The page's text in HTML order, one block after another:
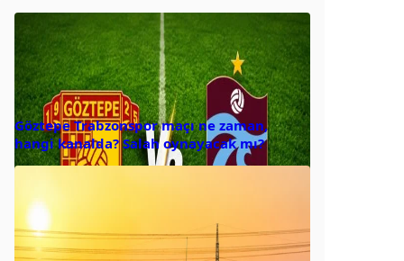
Göztepe Trabzonspor maçı ne zaman,
hangi kanalda? Salah oynayacak mı?